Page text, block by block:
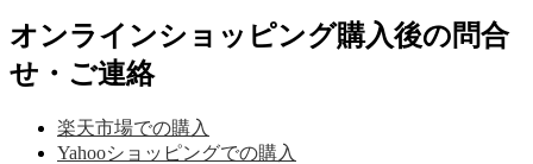
オンラインショッピング購入後の問合
せ・ご連絡
楽天市場での購入
Yahooショッピングでの購入